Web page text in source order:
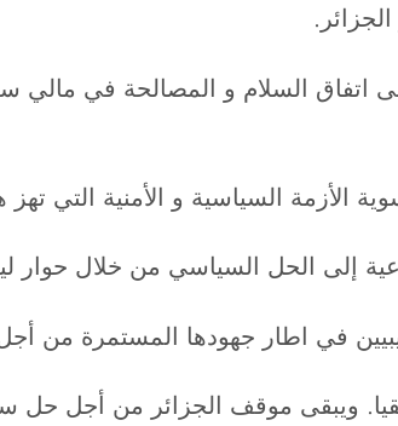
بالنجاح حيث كلل العمل الدبلوماسي في يونيو 2015 بالتوقيع على اتفاق
السياسية و الأمنية التي تهز هذا
إلى الحل السياسي من خلال حوار
في اطار جهودها المستمرة من أجل
ويبقى موقف الجزائر من أجل